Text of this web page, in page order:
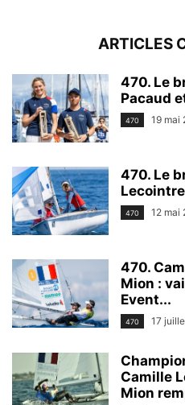
ARTICLES
470. Le
Pacaud
470 19 mai
470. Le
470 12 mai
470.
Mion :
Event...
470 17
Camille
Mion